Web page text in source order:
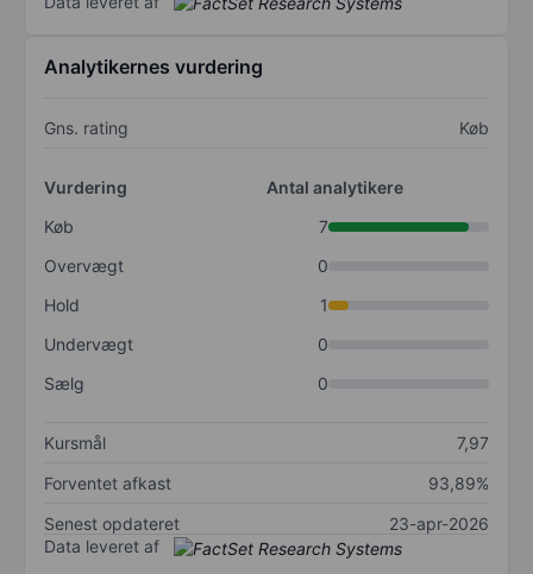
Analytikernes vurdering
Gns. rating Køb
Vurdering
Antal analytikere
Køb
7
Overvægt
0
Hold
1
Undervægt
0
Sælg
0
Kursmål
7,97
Forventet afkast
93,89%
Senest opdateret
23-apr-2026
Data leveret af